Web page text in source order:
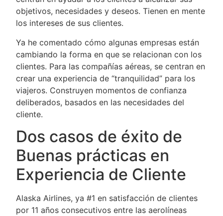
objetivos, necesidades y deseos. Tienen en mente
los intereses de sus clientes.
Ya he comentado cómo algunas empresas están
cambiando la forma en que se relacionan con los
clientes. Para las compañías aéreas, se centran en
crear una experiencia de “tranquilidad” para los
viajeros. Construyen momentos de confianza
deliberados, basados en las necesidades del
cliente.
Dos casos de éxito de
Buenas prácticas en
Experiencia de Cliente
Alaska Airlines, ya #1 en satisfacción de clientes
por 11 años consecutivos entre las aerolíneas